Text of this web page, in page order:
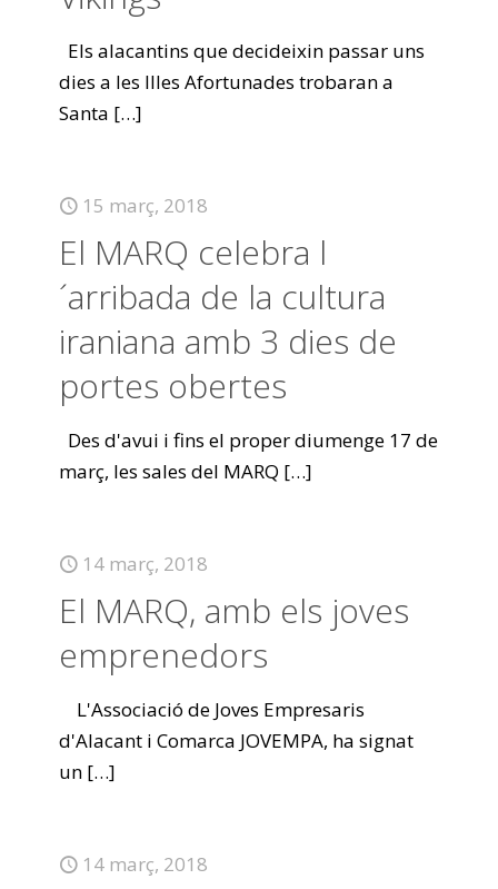
Els alacantins que decideixin passar uns
dies a les Illes Afortunades trobaran a
Santa […]
15 març, 2018
El MARQ celebra l
´arribada de la cultura
iraniana amb 3 dies de
portes obertes
Des d'avui i fins el proper diumenge 17 de
març, les sales del MARQ […]
14 març, 2018
El MARQ, amb els joves
emprenedors
L'Associació de Joves Empresaris
d'Alacant i Comarca JOVEMPA, ha signat
un […]
14 març, 2018